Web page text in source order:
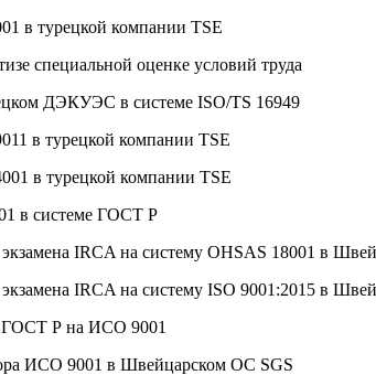
в турецкой компании TSE
специальной оценке условий труда
ДЭКУЭС в системе ISO/TS 16949
в турецкой компании TSE
в турецкой компании TSE
в системе ГОСТ Р
IRCA на систему OHSAS 18001 в
IRCA на систему ISO 9001:2015 в
ГОСТ Р на ИСО 9001
ИСО 9001 в Швейцарском ОС SGS